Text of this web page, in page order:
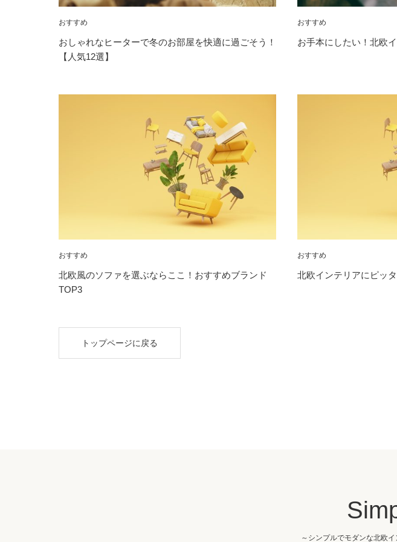
おすすめ
おしゃれなヒーターで冬のお部屋を快適に過ごそう！
【人気12選】
おすすめ
お手本にしたい！北欧
おすすめ
北欧風のソファを選ぶならここ！おすすめブランド
TOP3
おすすめ
北欧インテリアにピッ
トップページに戻る
～シンプルでモダンな北欧